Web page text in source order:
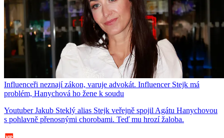
Influenceři neznají zákon, varuje advokát. Influencer Stejk má
problém, Hanychová ho žene k soudu
Youtuber Jakub Steklý alias Stejk veřejně spojil Agátu Hanychovou
s pohlavně přenosnými chorobami. Teď mu hrozí žaloba.